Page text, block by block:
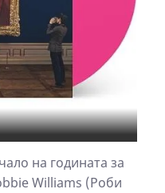
на годината за
Williams (Роби